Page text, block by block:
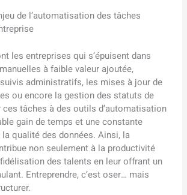
de l’automatisation des tâches
les entreprises qui s’épuisent dans
à faible valeur ajoutée,
administratifs, les mises à jour de
ou encore la gestion des statuts de
ces tâches à des outils d’automatisation
gain de temps et une constante
qualité des données. Ainsi, la
non seulement à la productivité
des talents en leur offrant un
Entreprendre, c’est oser… mais